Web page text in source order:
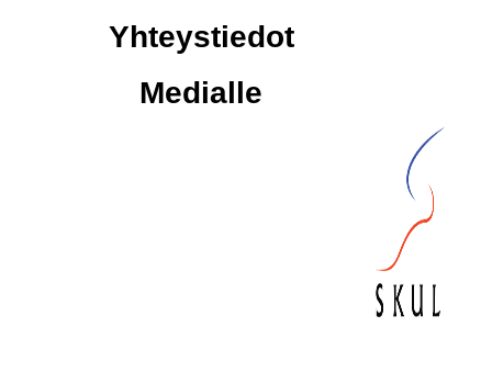
Yhteystiedot
Medialle